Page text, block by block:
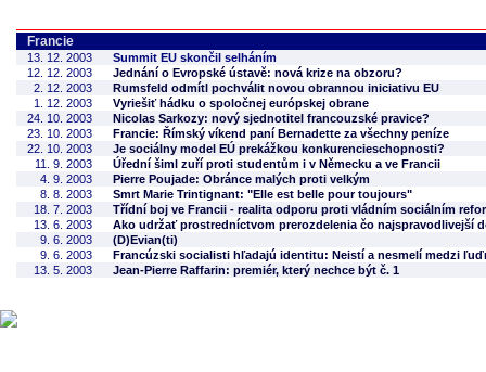
Francie
13. 12. 2003
Summit EU skončil selháním
12. 12. 2003
Jednání o Evropské ústavě: nová krize na obzoru?
2. 12. 2003
Rumsfeld odmítl pochválit novou obrannou iniciativu EU
1. 12. 2003
Vyriešiť hádku o spoločnej európskej obrane
24. 10. 2003
Nicolas Sarkozy: nový sjednotitel francouzské pravice?
23. 10. 2003
Francie: Římský víkend paní Bernadette za všechny peníze
22. 10. 2003
Je sociálny model EÚ prekážkou konkurencieschopnosti?
11. 9. 2003
Úřední šiml zuří proti studentům i v Německu a ve Francii
4. 9. 2003
Pierre Poujade: Obránce malých proti velkým
8. 8. 2003
Smrt Marie Trintignant: "Elle est belle pour toujours"
18. 7. 2003
Třídní boj ve Francii - realita odporu proti vládním sociálním
13. 6. 2003
Ako udržať prostredníctvom prerozdelenia čo najspravodlivejší
9. 6. 2003
(D)Evian(ti)
9. 6. 2003
Francúzski socialisti hľadajú identitu: Neistí a nesmelí medzi
13. 5. 2003
Jean-Pierre Raffarin: premiér, který nechce být č. 1